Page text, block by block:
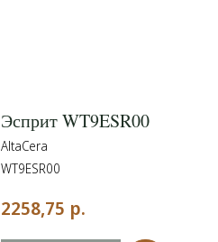
Эсприт WT9ESR00
AltaCera
WT9ESR00
2258,75 р.